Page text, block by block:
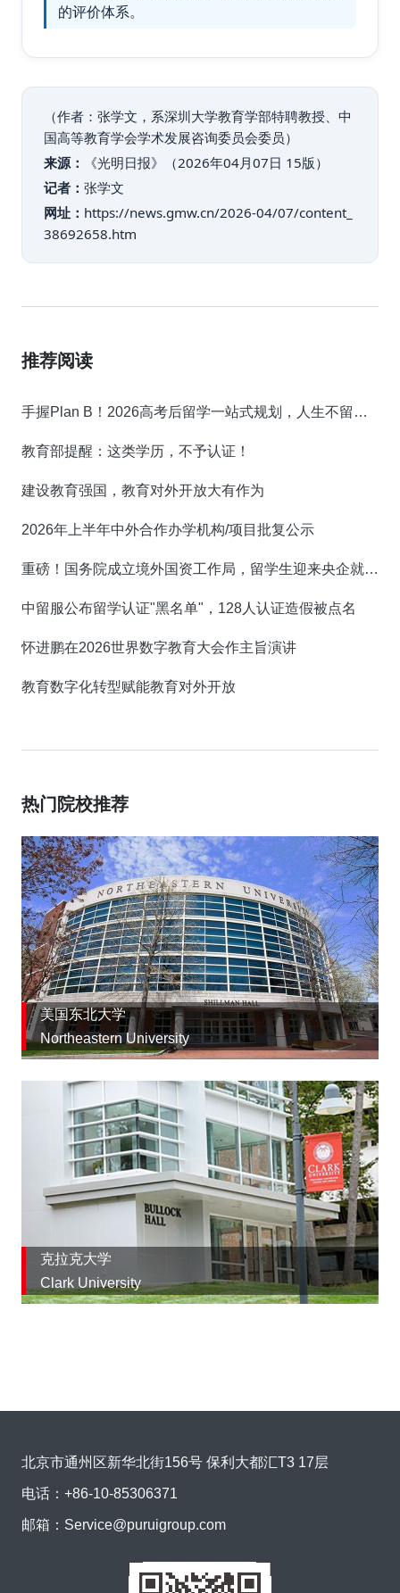
的评价体系。
（作者：张学文，系深圳大学教育学部特聘教授、中
国高等教育学会学术发展咨询委员会委员）
来源：
《光明日报》（2026年04月07日 15版）
记者： 张学文
网址： https://news.gmw.cn/2026-04/07/content_
38692658.htm
推荐阅读
手握Plan B！2026高考后留学一站式规划，人生不留遗憾！
教育部提醒：这类学历，不予认证！
建设教育强国，教育对外开放大有作为
2026年上半年中外合作办学机构/项目批复公示
重磅！国务院成立境外国资工作局，留学生迎来央企就业新机遇！
中留服公布留学认证"黑名单"，128人认证造假被点名
怀进鹏在2026世界数字教育大会作主旨演讲
教育数字化转型赋能教育对外开放
热门院校推荐
美国东北大学
Northeastern University
克拉克大学
Clark University
北京市通州区新华北街156号 保利大都汇T3 17层
电话： +86-10-85306371
邮箱： Service@puruigroup.com